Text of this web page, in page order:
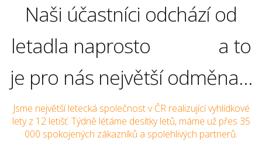
Naši účastníci odchází od
letadla naprosto
a to
je pro nás největší odměna...
Jsme největší letecká společnost v ČR realizující vyhlídkové
lety z 12 letišť. Týdně létáme desítky letů, máme už přes 35
000 spokojených zákazníků a spolehlivých partnerů.